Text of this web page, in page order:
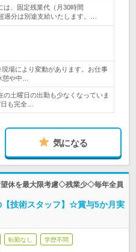
、固定残業代（月30時間
過分は別途支給いたします。…
場により変動があります。お仕事
憩や中…
土曜日の出勤も少なくなっていま
も完全…
気になる
休を最大限考慮◇残業少◇毎年全員
技術スタッフ】☆賞与5か月実
転勤なし 学歴不問